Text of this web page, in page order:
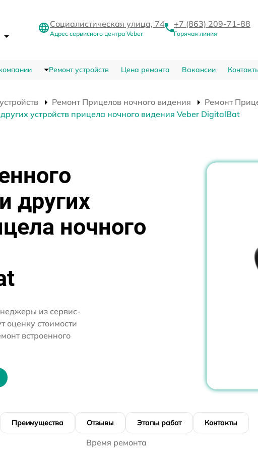
Социалистическая улица, 74
Адрес сервисного центра Veber
+7 (863) 209-71-88
Горячая линия
Ремонт устройств Цена ремонта Вакансии
Ремонт Прицелов ночного видения
Ремонт
устройств прицела ночного видения Veber DigitalBat
других
ночного
из сервис-
оценку стоимости
встроенного
Преимущества Отзывы Этапы работ Контакты
Время ремонта